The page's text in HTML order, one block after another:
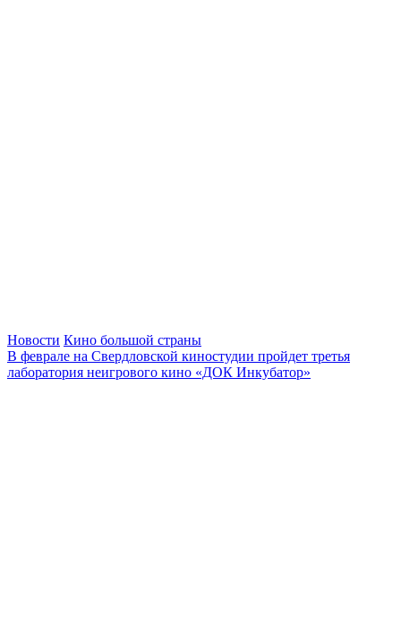
Новости Кино большой страны
В феврале на Свердловской киностудии пройдет третья
лаборатория неигрового кино «ДОК Инкубатор»